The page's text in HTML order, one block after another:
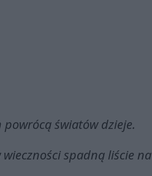
powrócą światów dzieje.
wieczności spadną liście na